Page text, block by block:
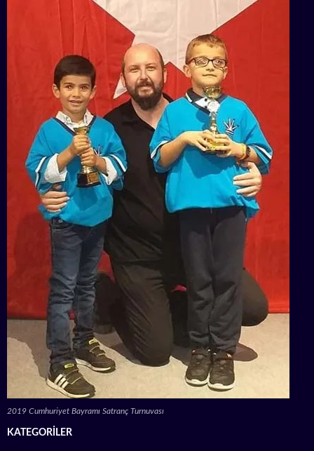
2019 Cumhuriyet Bayramı Satranç Turnuvası
KATEGORILER